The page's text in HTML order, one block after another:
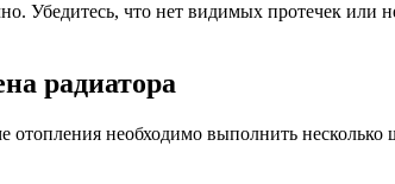
Убедитесь, что нет видимых протечек
радиатора
необходимо выполнить